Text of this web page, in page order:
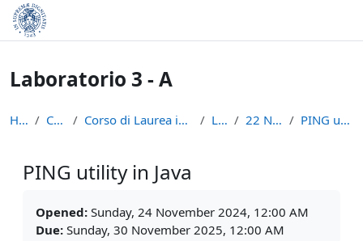
Skip to main content
Laboratorio 3 - A
Home Courses Corso di Laurea in Informatica (L-31) LAB3A 22 Novembre PING utility in Java
PING utility in Java
Opened: Sunday, 24 November 2024, 12:00 AM
Due: Sunday, 30 November 2025, 12:00 AM